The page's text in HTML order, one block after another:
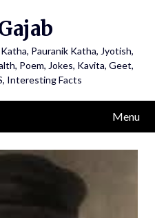
Pauranik Katha, Jyotish,
Poem, Jokes, Kavita, Geet,
Interesting Facts
Menu